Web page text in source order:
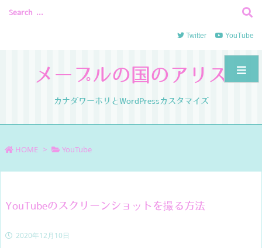
メープルの国のアリス
カナダワーホリとWordPressカスタマイズ
Twitter YouTube
HOME > YouTube
YouTubeのスクリーンショットを撮る方法
2020年12月10日